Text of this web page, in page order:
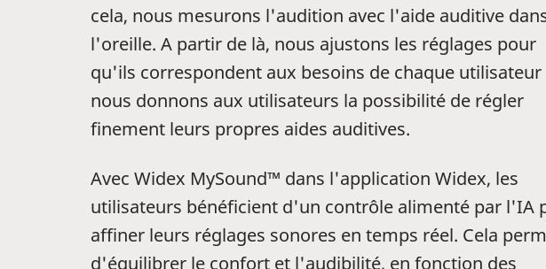
cela, nous mesurons l'audition avec l'aide auditive
l'oreille. A partir de là, nous ajustons les réglages pour
qu'ils correspondent aux besoins de chaque utilisateur
nous donnons aux utilisateurs la possibilité de régler
finement leurs propres aides auditives.
Avec Widex MySound™ dans l'application Widex, les
utilisateurs bénéficient d'un contrôle alimenté par l'IA
affiner leurs réglages sonores en temps réel. Cela
d'équilibrer le confort et l'audibilité, en fonction des